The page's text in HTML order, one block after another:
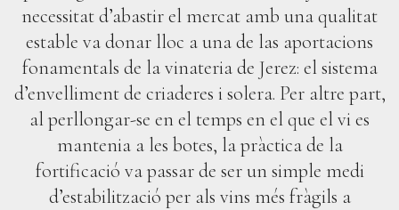
necessitat d’abastir el mercat amb una qualitat
estable va donar lloc a una de las aportacions
fonamentals de la vinateria de Jerez: el sistema
d’envelliment de criaderes i solera. Per altre part,
al perllongar-se en el temps en el que el vi es
mantenia a les botes, la pràctica de la
fortificació va passar de ser un simple medi
d’estabilització per als vins més fràgils a